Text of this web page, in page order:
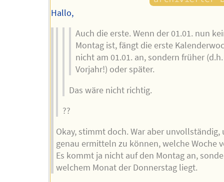
Hallo,
Auch die erste. Wenn der 01.01. nun
Montag ist, fängt die erste
nicht am 01.01. an, sondern früher
Vorjahr!) oder später.
Das wäre nicht richtig.
??
Okay, stimmt doch. War aber unvollständig,
genau ermitteln zu können, welche Woche
Es kommt ja nicht auf den Montag an,
welchem Monat der Donnerstag liegt.